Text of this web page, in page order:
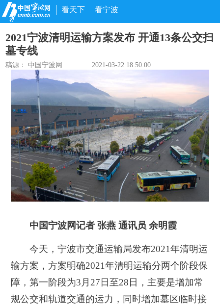
看天下 看宁波
2021宁波清明运输方案发布 开通13条公交扫
墓专线
稿源： 中国宁波网 2021-03-22 18:50:00
中国宁波网记者 张燕 通讯员 余明霞
今天，宁波市交通运输局发布2021年清明运
输方案，方案明确2021年清明运输分两个阶段保
障，第一阶段为3月27日至28日，主要是增加常
规公交和轨道交通的运力，同时增加墓区临时接